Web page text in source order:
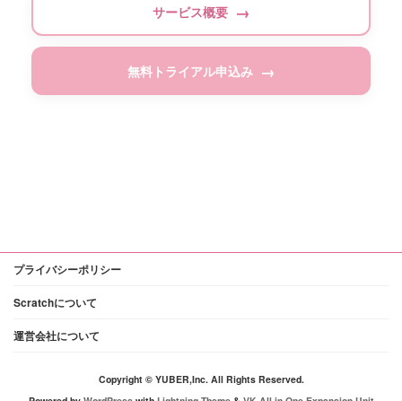
サービス概要
無料トライアル申込み
プライバシーポリシー
Scratchについて
運営会社について
Copyright © YUBER,Inc. All Rights Reserved.